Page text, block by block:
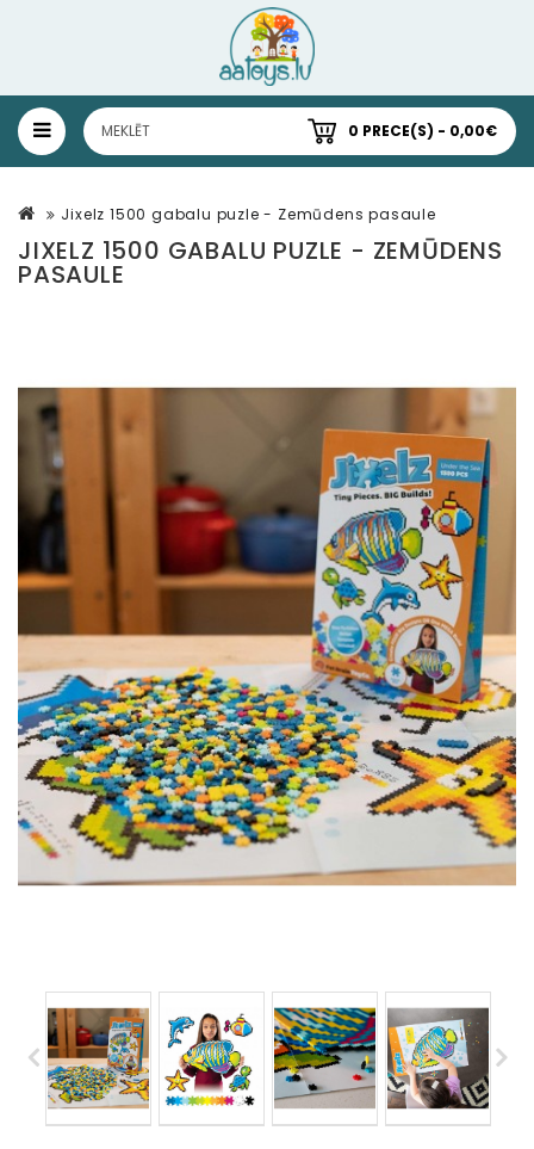
0 PRECE(S) - 0,00€
Jixelz 1500 gabalu puzle - Zemūdens pasaule
JIXELZ 1500 GABALU PUZLE - ZEMŪDENS
PASAULE